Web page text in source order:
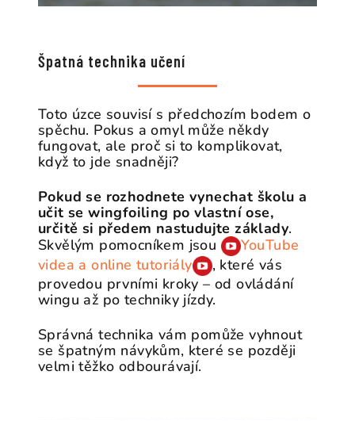
Špatná technika učení
Toto úzce souvisí s předchozím bodem o
spěchu. Pokus a omyl může někdy
fungovat, ale proč si to komplikovat,
když to jde snadněji?
Pokud se rozhodnete vynechat školu a
učit se wingfoiling po vlastní ose,
určitě si předem nastudujte základy.
Skvělým pomocníkem jsou
YouTube
videa a online tutoriály
, které vás
provedou prvními kroky – od ovládání
wingu až po techniky jízdy.
Správná technika vám pomůže vyhnout
se špatným návykům, které se později
velmi těžko odbourávají.